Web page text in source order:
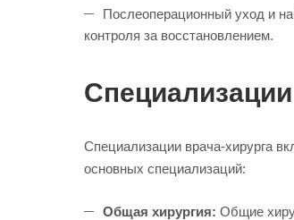
Послеоперационный уход и
контроля за восстановлением.
Специализации врача-хирурга
основных специализаций:
Общая хирургия: Общие